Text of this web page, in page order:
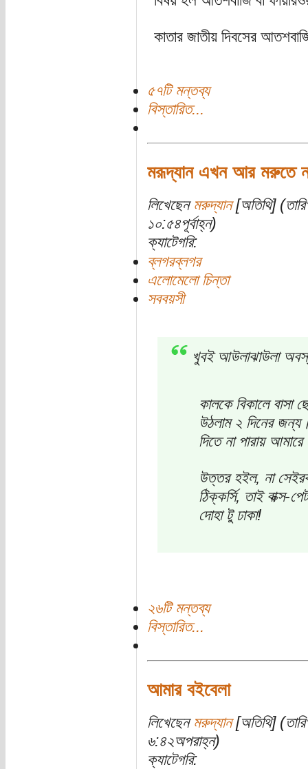
কাতার জাতীয় দিবসের
৫৭টি মন্তব্য
বিস্তারিত...
মরূদ্যান এখন আর মরুতে
লিখেছেন মরুদ্যান[অতিথি]
১০:৫৪পূর্বাহ্ন)
ক্যাটেগরি:
ব্লগরব্লগর
এলোমেলো চিন্তা
সববয়সী
খুবই আউলাঝাউলা
কালকে বিকালে বাসা
উঠলাম ২ দিনের
দিতে না পারায়
উত্তর হইল, না
ঠিক্কর্সি, তাই বাক্স-
দোহা টু ঢাকা!
২৬টি মন্তব্য
বিস্তারিত...
আমার বইবেলা
লিখেছেন মরুদ্যান[অতিথি]
৬:৪২অপরাহ্ন)
ক্যাটেগরি: